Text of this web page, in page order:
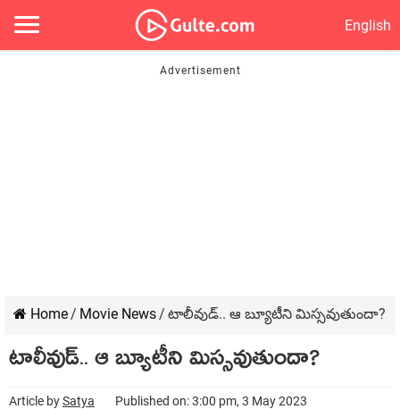
English
Home/ Movie News/ టాలీవుడ్.. ఆ బ్యూటీని మిస్సవుతుందా?
టాలీవుడ్.. ఆ బ్యూటీని మిస్సవుతుందా?
Article bySatya Published on: 3:00 pm, 3 May 2023